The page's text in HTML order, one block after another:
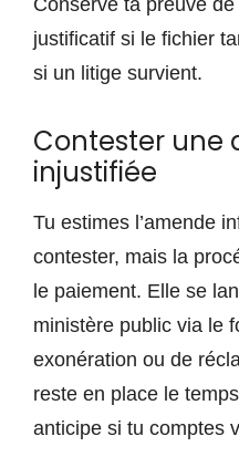
Conserve ta preuve
justificatif si le fichier
si un litige survient.
Contester une
injustifiée
Tu estimes l’amende
contester, mais la
le paiement. Elle se
ministère public via le
exonération ou de
reste en place le
anticipe si tu comptes